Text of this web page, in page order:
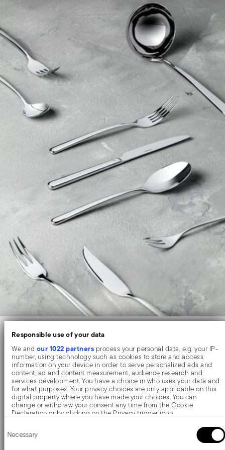
Responsible use of your data
We and our 1022 partnersprocess your personal data, e.g. your IP-
number, using technology such as cookies to store and access
information on your device in order to serve personalized ads and
content, ad and content measurement, audience research and
services development. You have a choice in who uses your data and
for what purposes. Your privacy choices are only applicable on this
digital property where you have made your choices. You can
change or withdraw your consent any time from the Cookie
Declaration or by clicking on the Privacy trigger icon.
Collect information about your geographical location which
Selection
Necessary